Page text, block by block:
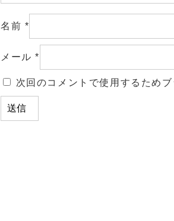
名前 *
メール*
次回のコメントで使用するため